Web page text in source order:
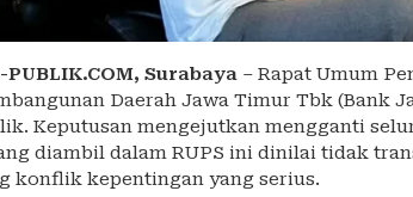
PUBLIK.COM, Surabaya – Rapat Umum
Daerah Jawa Timur Tbk (Bank
Keputusan mengejutkan mengganti
diambil dalam RUPS ini dinilai tidak
konflik kepentingan yang serius.